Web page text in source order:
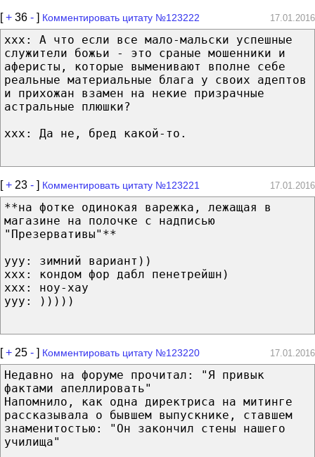
[+ 36 - ] Комментировать цитату №123222 17.01.2016
ххх: А что если все мало-мальски успешные
служители божьи - это сраные мошенники и
аферисты, которые выменивают вполне себе
реальные материальные блага у своих адептов
и прихожан взамен на некие призрачные
астральные плюшки?
ххх: Да не, бред какой-то.
[+ 23 - ] Комментировать цитату №123221 17.01.2016
**на фотке одинокая варежка, лежащая в
магазине на полочке с надписью
"Презервативы"**
ууу: зимний вариант))
ххх: кондом фор дабл пенетрейшн)
ххх: ноу-хау
ууу: )))))
[+ 25 - ] Комментировать цитату №123220 17.01.2016
Недавно на форуме прочитал: "Я привык
фактами апеллировать"
Напомнило, как одна директриса на митинге
рассказывала о бывшем выпускнике, ставшем
знаменитостью: "Он закончил стены нашего
училища"